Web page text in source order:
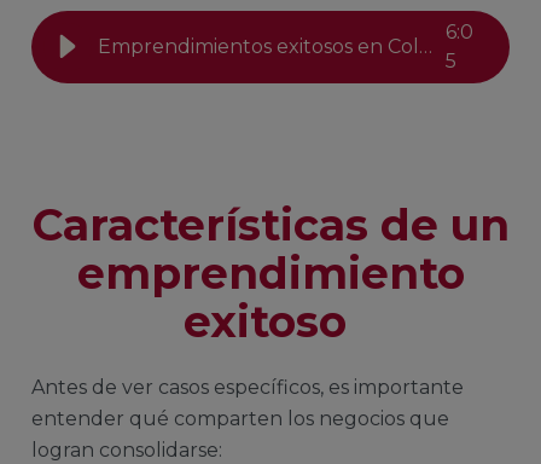
Emprendimientos exitosos en Colombia
6:0
5
Características de un
emprendimiento
exitoso
Antes de ver casos específicos, es importante
entender qué comparten los negocios que
logran consolidarse: